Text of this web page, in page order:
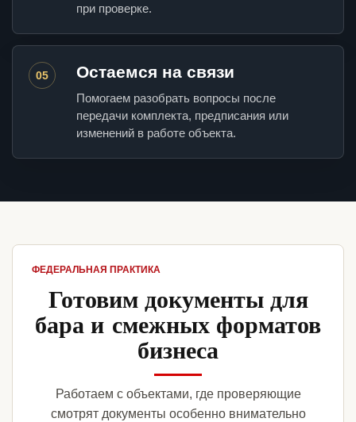
при проверке.
05 Остаемся на связи
Помогаем разобрать вопросы после
передачи комплекта, предписания или
изменений в работе объекта.
ФЕДЕРАЛЬНАЯ ПРАКТИКА
Готовим документы для
бара и смежных форматов
бизнеса
Работаем с объектами, где проверяющие
смотрят документы особенно внимательно